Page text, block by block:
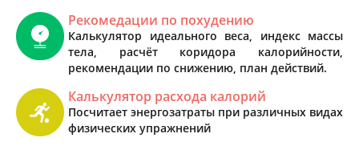
Рекомедации по похудению
Калькулятор идеального веса, индекс массы
тела, расчёт коридора калорийности,
рекомендации по снижению, план действий.
Калькулятор расхода калорий
Посчитает энергозатраты при различных видах
физических упражнений